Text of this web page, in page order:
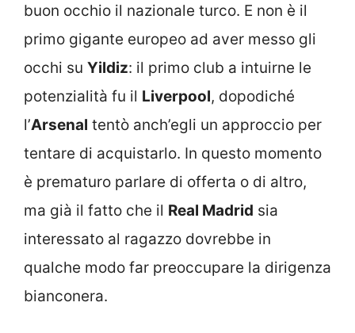
buon occhio il nazionale turco. E non è il
primo gigante europeo ad aver messo gli
occhi su Yildiz: il primo club a intuirne le
potenzialità fu il Liverpool, dopodiché
l’Arsenal tentò anch’egli un approccio per
tentare di acquistarlo. In questo momento
è prematuro parlare di offerta o di altro,
ma già il fatto che il Real Madrid sia
interessato al ragazzo dovrebbe in
qualche modo far preoccupare la dirigenza
bianconera.